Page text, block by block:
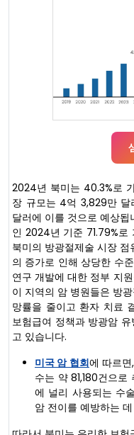
2024년 북미는 40.3%로
장 규모는 4억 3,829만
달러에 이를 것으로 예상
인 2024년 기준 71.79%로
북미의 방광절제술 시장
의 증가로 인해 상당한 수
연구 개발에 대한 정부 지
이 지역의 암 병원들은 방
망률을 줄이고 환자 치료
보험급여 정책과 방광암
고 있습니다.
미국 암 협회에 따르
수는 약 81,180건으
에 널리 사용되는 수
암 전이를 예방하는